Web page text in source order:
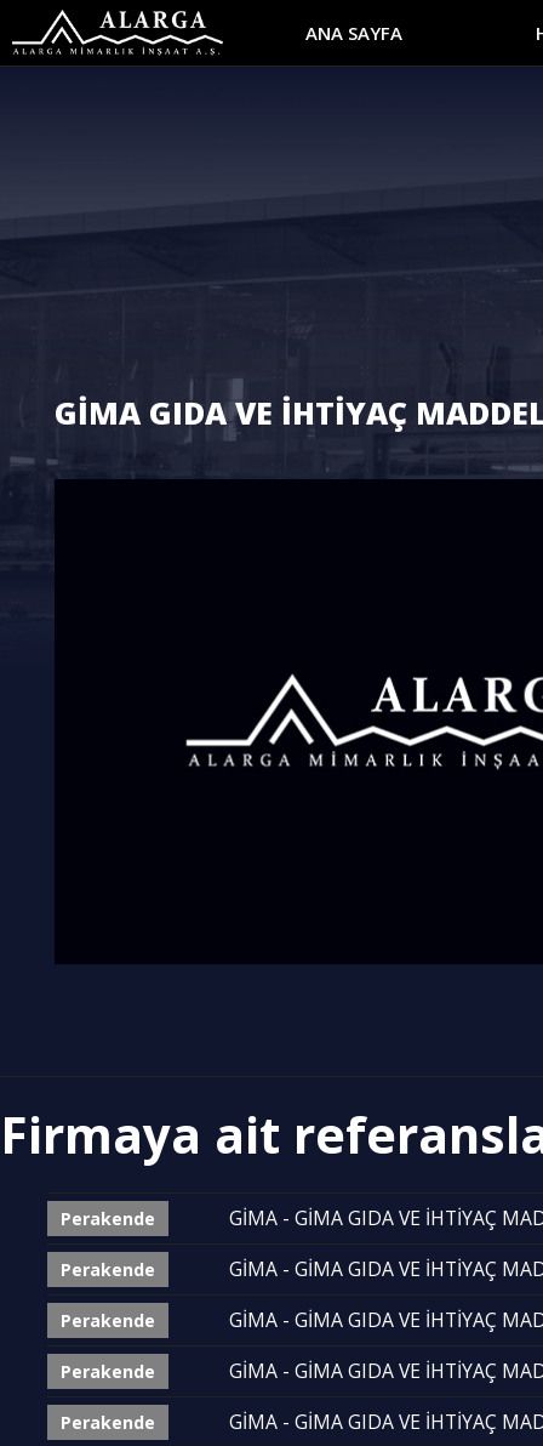
ANA SAYFA
GİMA GIDA VE İHTİYAÇ
Firmaya ait
Perakende GİMA - GİMA GIDA VE İHTİYAÇ
Perakende GİMA - GİMA GIDA VE İHTİYAÇ
Perakende GİMA - GİMA GIDA VE İHTİYAÇ
Perakende GİMA - GİMA GIDA VE İHTİYAÇ
Perakende GİMA - GİMA GIDA VE İHTİYAÇ